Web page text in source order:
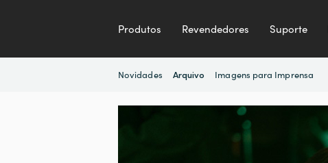
Produtos Revendedores Suporte
Novidades Arquivo Imagens para Imprensa